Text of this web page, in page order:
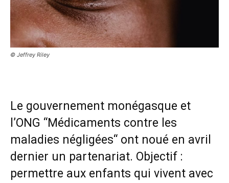
© Jeffrey Riley
Le gouvernement monégasque et
l’ONG “Médicaments contre les
maladies négligées“ ont noué en avril
dernier un partenariat. Objectif :
permettre aux enfants qui vivent avec